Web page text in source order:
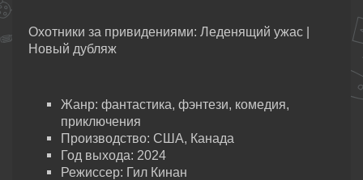
Охотники за привидениями: Леденящий ужас |
Новый дубляж
Жанр: фантастика, фэнтези, комедия,
приключения
Производство: США, Канада
Год выхода: 2024
Режиссер: Гил Кинан